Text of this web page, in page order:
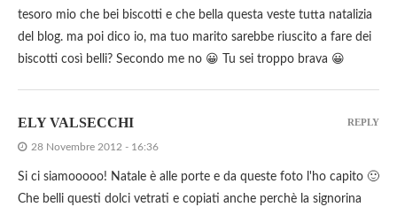
tesoro mio che bei biscotti e che bella questa veste tutta natalizia
del blog. ma poi dico io, ma tuo marito sarebbe riuscito a fare dei
biscotti così belli? Secondo me no 😀 Tu sei troppo brava 😀
ELY VALSECCHI
28 Novembre 2012 - 16:36
Si ci siamooooo! Natale è alle porte e da queste foto l'ho capito 🙂
Che belli questi dolci vetrati e copiati anche perchè la signorina
REPLY